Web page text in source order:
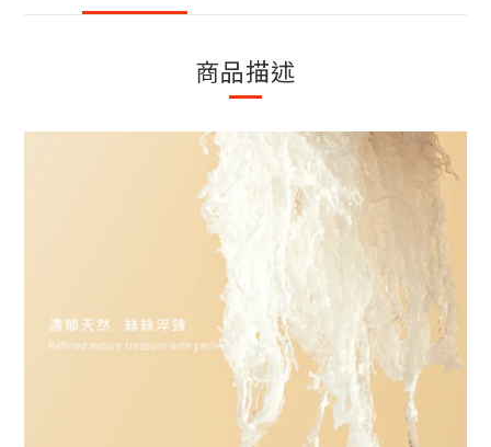
商品描述